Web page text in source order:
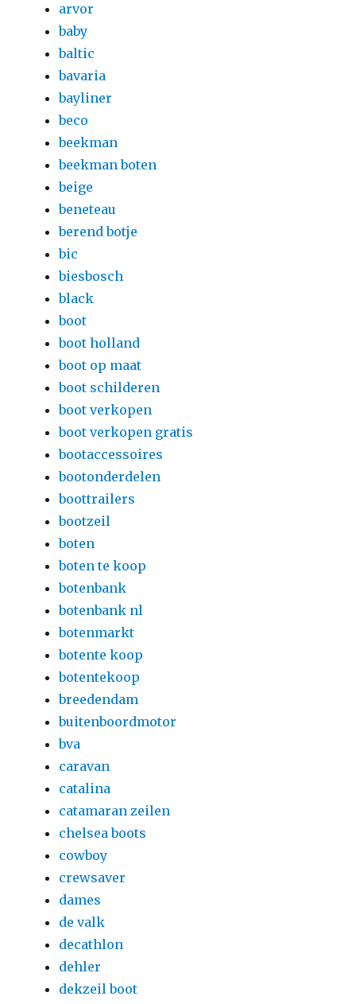
arvor
baby
baltic
bavaria
bayliner
beco
beekman
beekman boten
beige
beneteau
berend botje
bic
biesbosch
black
boot
boot holland
boot op maat
boot schilderen
boot verkopen
boot verkopen gratis
bootaccessoires
bootonderdelen
boottrailers
bootzeil
boten
boten te koop
botenbank
botenbank nl
botenmarkt
botente koop
botentekoop
breedendam
buitenboordmotor
bva
caravan
catalina
catamaran zeilen
chelsea boots
cowboy
crewsaver
dames
de valk
decathlon
dehler
dekzeil boot